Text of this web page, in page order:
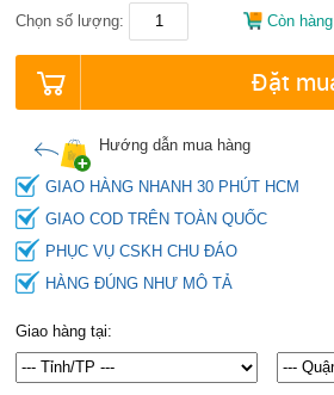
Chọn số lượng: Còn hàng
Đặt
Hướng dẫn mua hàng
GIAO HÀNG NHANH 30 PHÚT HCM
GIAO COD TRÊN TOÀN QUỐC
PHỤC VỤ CSKH CHU ĐÁO
HÀNG ĐÚNG NHƯ MÔ TẢ
Giao hàng tại: